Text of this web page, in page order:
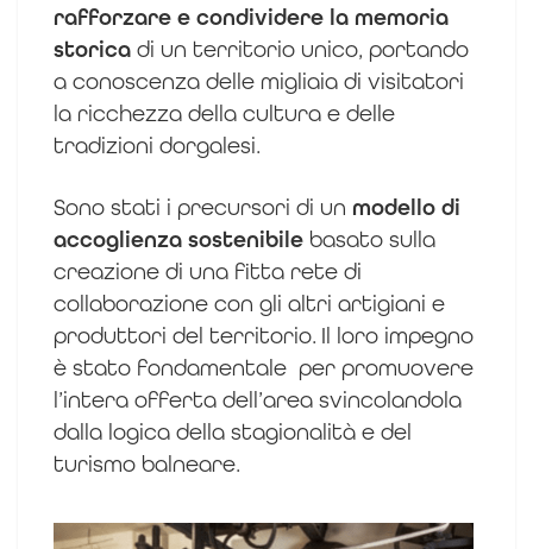
rafforzare e condividere la memoria
storica di un territorio unico, portando
a conoscenza delle migliaia di visitatori
la ricchezza della cultura e delle
tradizioni dorgalesi.
Sono stati i precursori di un modello di
accoglienza sostenibile basato sulla
creazione di una fitta rete di
collaborazione con gli altri artigiani e
produttori del territorio. Il loro impegno
è stato fondamentale per promuovere
l’intera offerta dell’area svincolandola
dalla logica della stagionalità e del
turismo balneare.